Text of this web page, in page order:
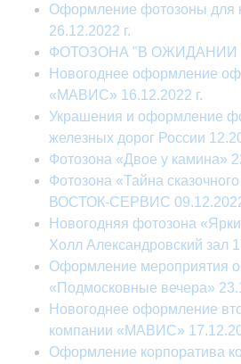
Оформление фотозоны для
26.12.2022 г.
ФОТОЗОНА "В ОЖИДАНИИ
Новогоднее оформление
«МАВИС» 16.12.2022 г.
Украшения и оформление
железных дорог России
Фотозона «Двое у камина»
Фотозона «Тайна
ВОСТОК-СЕРВИС 09.12.2022
Новогодняя фотозона
Холл Александровский зал
Оформление мероприятия
«Подмосковные вечера»
Новогоднее оформление
компании «МАВИС»
Оформление корпоратива